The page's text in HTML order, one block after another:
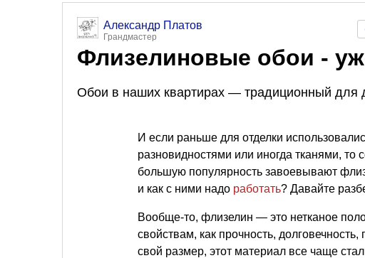
Александр Платов
Грандмастер
Флизелиновые обои -
Обои в наших квартирах — традиционный для
И если раньше для отделки
разновидностями или иногда тканями,
большую популярность завоевывают
и как с ними надо работать? Давайте
Вообще-то, флизелин — это нетканое
свойствам, как прочность, долговечность,
свой размер, этот материал все чаще